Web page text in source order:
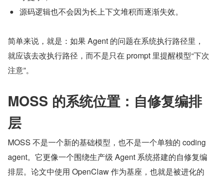
源码逻辑也不会因为长上下文堆积而逐渐失效。
简单来说，就是：如果 Agent 的问题在系统执行路径里，
就应该去改执行路径，而不是只在 prompt 里提醒模型“下次
注意”。
MOSS 的系统位置：自修复编排
层
MOSS 不是一个新的基础模型，也不是一个单独的 coding
agent。它更像一个围绕生产级 Agent 系统搭建的自修复编
排层。论文中使用 OpenClaw 作为基座，也就是被进化的